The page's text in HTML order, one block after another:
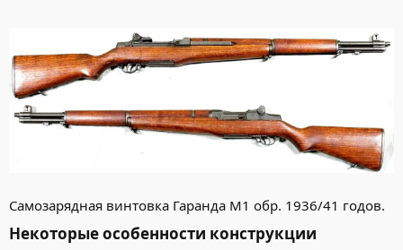
Самозарядная винтовка Гаранда М1 обр. 1936/41 годов.
Некоторые особенности конструкции​